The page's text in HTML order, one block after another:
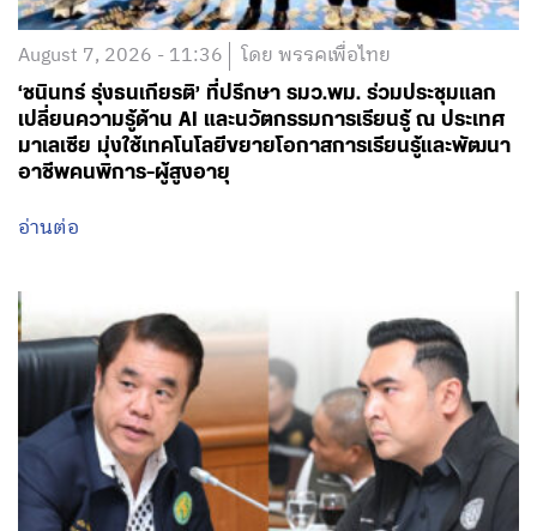
August 7, 2026 - 11:36 โดย พรรคเพื่อไทย
‘ชนินทร์ รุ่งธนเกียรติ’ ที่ปรึกษา รมว.พม. ร่วมประชุมแลก
เปลี่ยนความรู้ด้าน AI และนวัตกรรมการเรียนรู้ ณ ประเทศ
มาเลเซีย มุ่งใช้เทคโนโลยีขยายโอกาสการเรียนรู้และพัฒนา
อาชีพคนพิการ-ผู้สูงอายุ
อ่านต่อ